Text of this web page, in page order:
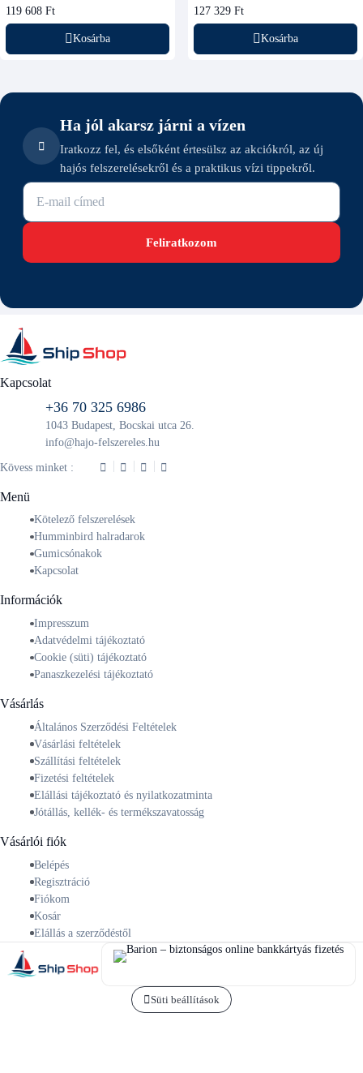
119 608 Ft
Kosárba
127 329 Ft
Kosárba
Ha jól akarsz járni a vízen
Iratkozz fel, és elsőként értesülsz az akciókról, az új
hajós felszerelésekről és a praktikus vízi tippekről.
E-mail cím
Feliratkozom
Kapcsolat
+36 70 325 6986
1043 Budapest, Bocskai utca 26.
info@hajo-felszereles.hu
Kövess minket :
Menü
Kötelező felszerelések
Humminbird halradarok
Gumicsónakok
Kapcsolat
Információk
Impresszum
Adatvédelmi tájékoztató
Cookie (süti) tájékoztató
Panaszkezelési tájékoztató
Vásárlás
Általános Szerződési Feltételek
Vásárlási feltételek
Szállítási feltételek
Fizetési feltételek
Elállási tájékoztató és nyilatkozatminta
Jótállás, kellék- és termékszavatosság
Vásárlói fiók
Belépés
Regisztráció
Fiókom
Kosár
Elállás a szerződéstől
Süti beállítások